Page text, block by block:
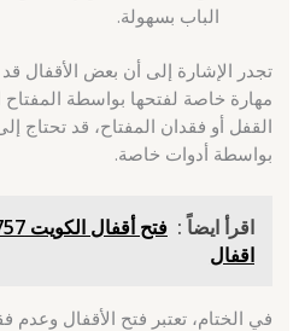
الباب بسهولة.
تجدر الإشارة إلى أن بعض الأقفال
مهارة خاصة لفتحها بواسطة المفتاح
القفل أو فقدان المفتاح، قد تحتاج
بواسطة أدوات خاصة.
اقرأ ايضاً :
اقفال
في الختام، تعتبر فتح الأقفال